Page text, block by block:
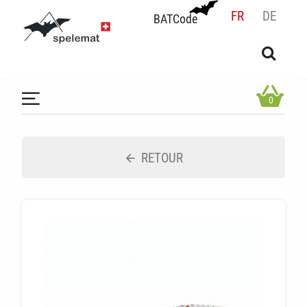
BATCode FR DE
BATCode
OK
0
RETOUR